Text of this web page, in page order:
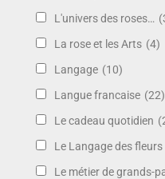
L'univers des roses…
La rose et les Arts (4)
Langage (10)
Langue francaise (22)
Le cadeau quotidien
Le Langage des fleurs
Le métier de grands-